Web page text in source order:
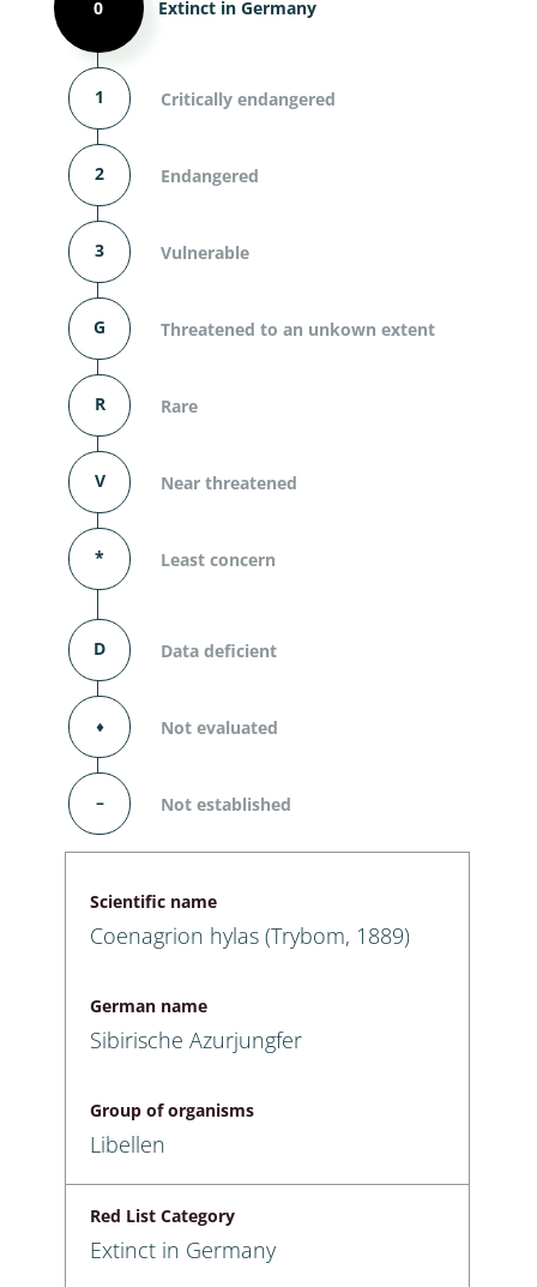
0 Extinct in Germany
1 Critically endangered
2 Endangered
3 Vulnerable
G Threatened to an unkown extent
R Rare
V Near threatened
* Least concern
D Data deficient
⬧ Not evaluated
– Not established
Scientific name
Coenagrion hylas (Trybom, 1889)
German name
Sibirische Azurjungfer
Group of organisms
Libellen
Red List Category
Extinct in Germany